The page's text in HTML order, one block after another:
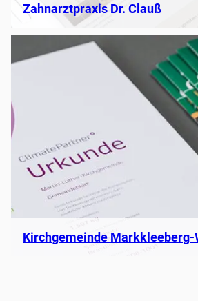
Zahnarztpraxis Dr. Clauß
Kirchgemeinde Markkleeberg-